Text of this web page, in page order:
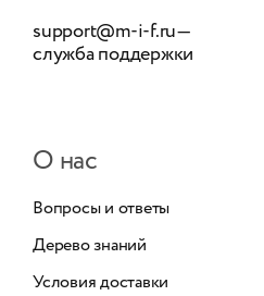
support@m-i-f.ru—
служба поддержки
О нас
Вопросы и ответы
Дерево знаний
Условия доставки